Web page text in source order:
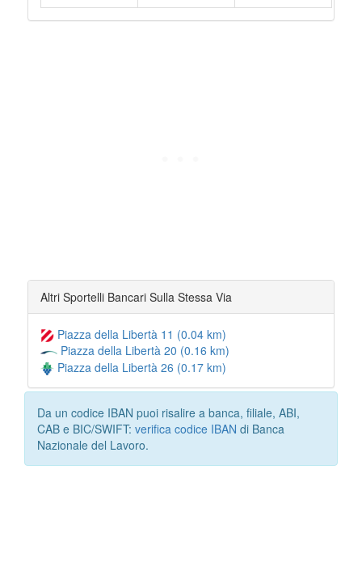
Altri Sportelli Bancari Sulla Stessa Via
Piazza della Libertà 11 (0.04 km)
Piazza della Libertà 20 (0.16 km)
Piazza della Libertà 26 (0.17 km)
Da un codice IBAN puoi risalire a banca, filiale, ABI,
CAB e BIC/SWIFT: verifica codice IBAN di Banca
Nazionale del Lavoro.